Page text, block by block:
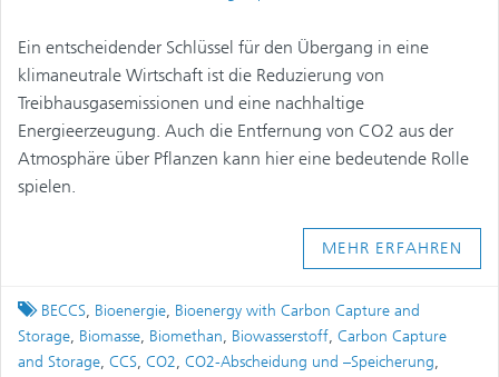
Ein entscheidender Schlüssel für den Übergang in eine
klimaneutrale Wirtschaft ist die Reduzierung von
Treibhausgasemissionen und eine nachhaltige
Energieerzeugung. Auch die Entfernung von CO2 aus der
Atmosphäre über Pflanzen kann hier eine bedeutende Rolle
spielen.
MEHR ERFAHREN
Tagged
BECCS, Bioenergie, Bioenergy with Carbon Capture and
Storage, Biomasse, Biomethan, Biowasserstoff, Carbon Capture
and Storage, CCS, CO2, CO2-Abscheidung und –Speicherung,